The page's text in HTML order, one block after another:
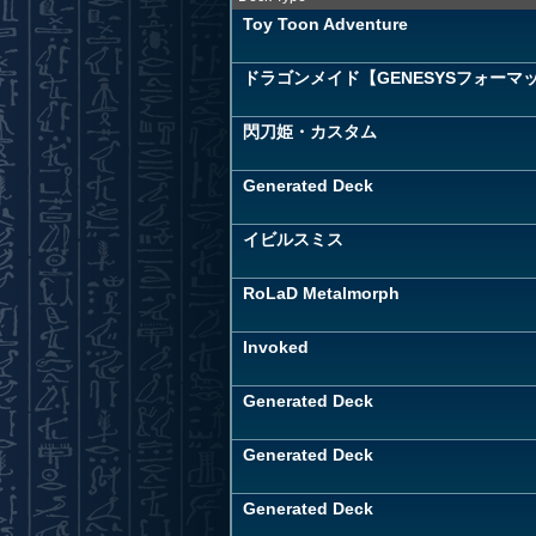
Toy Toon Adventure
ドラゴンメイド【GENESYSフォーマ
閃刀姫・カスタム
Generated Deck
イビルスミス
RoLaD Metalmorph
Invoked
Generated Deck
Generated Deck
Generated Deck